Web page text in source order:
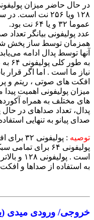
۱۲۸ ویا ۲۵۶ نت
عموما ۳۲ و یا ۶۴ نت بود.
عدد پولیفونی بیانگر
همزمان توسط ساز پخش
آنها توسط پدال ادامه
به
نیاز ما است . اما اگر قرار
افکت های صوتی ، ریتم و
میزان پولیفونی اهمیت
های مختلف به همراه
پدال، تعداد صداهای در
صدای پیانو به تنهایی
توصیه
:‌
پولیفونی ۶۴
است .
به استفاده از صداها و
خروجی/ ورودی میدی